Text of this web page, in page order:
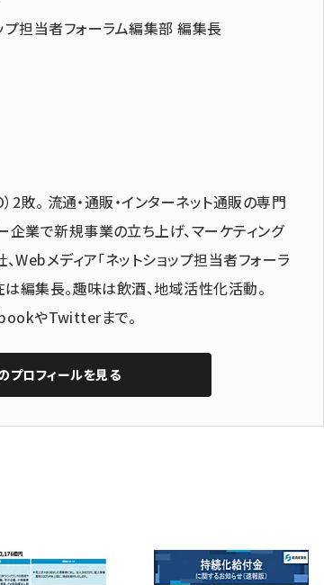
プ担当者フォーラム編集部 編集長
2敗。 流通・通販・インターネット通販の専門
業で新規事業の立ち上げ、マーケティング
Webメディア「ネットショップ担当者フォーラ
編集長。趣味は飲酒、地域活性化活動。
やTwitterまで。
プロフィールを見る